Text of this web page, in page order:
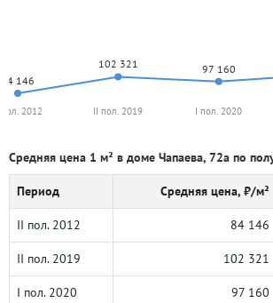
84 146
102 321 97 160
2012 II пол. 2019 I пол. 2020
Средняя цена 1 м² в доме Чапаева, 72а по
Период Средняя цена, ₽/м²
II пол. 2012 84 146
II пол. 2019 102 321
I пол. 2020 97 160